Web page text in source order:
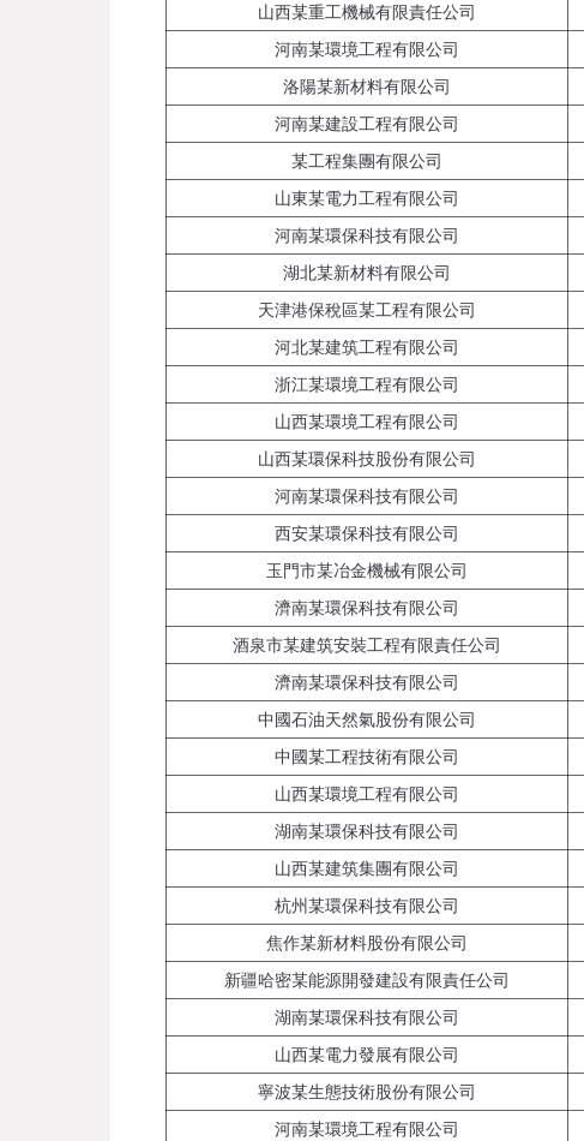
山西某重工機械有限責任公司
河南某環境工程有限公司
洛陽某新材料有限公司
河南某建設工程有限公司
某工程集團有限公司
山東某電力工程有限公司
河南某環保科技有限公司
湖北某新材料有限公司
天津港保稅區某工程有限公司
河北某建筑工程有限公司
浙江某環境工程有限公司
山西某環境工程有限公司
山西某環保科技股份有限公司
河南某環保科技有限公司
西安某環保科技有限公司
玉門市某冶金機械有限公司
濟南某環保科技有限公司
酒泉市某建筑安裝工程有限責任公司
濟南某環保科技有限公司
中國石油天然氣股份有限公司
中國某工程技術有限公司
山西某環境工程有限公司
湖南某環保科技有限公司
山西某建筑集團有限公司
杭州某環保科技有限公司
焦作某新材料股份有限公司
新疆哈密某能源開發建設有限責任公司
湖南某環保科技有限公司
山西某電力發展有限公司
寧波某生態技術股份有限公司
河南某環境工程有限公司